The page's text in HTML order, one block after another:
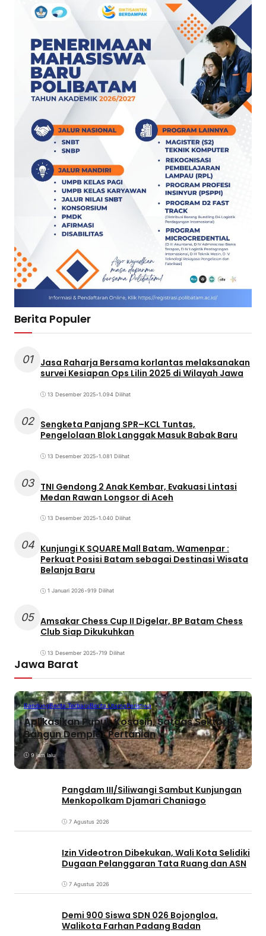
Berita Populer
01
Jasa Raharja Bersama korlantas melaksanakan
survei Kesiapan Ops Lilin 2025 di Wilayah Jawa
13 Desember 2025•1.094 Dilihat
02 Sengketa Panjang SPR–KCL Tuntas,
Pengelolaan Blok Langgak Masuk Babak Baru
13 Desember 2025•1.081 Dilihat
03 TNI Gendong 2 Anak Kembar, Evakuasi Lintasi
Medan Rawan Longsor di Aceh
13 Desember 2025•1.040 Dilihat
04 Kunjungi K SQUARE Mall Batam, Wamenpar :
Perkuat Posisi Batam sebagai Destinasi Wisata
Belanja Baru
1 Januari 2026•919 Dilihat
05 Amsakar Chess Cup II Digelar, BP Batam Chess
Club Siap Dikukuhkan
13 Desember 2025•719 Dilihat
Jawa Barat
BandungBerita TerbaruBerita UtamaPeristiwa
Aplikasikan Pupuk Kosasih, Satgas Sektor 8
Bangun Demplot Pertanian
9 jam lalu
Pangdam III/Siliwangi Sambut Kunjungan
Menkopolkam Djamari Chaniago
7 Agustus 2026
Izin Videotron Dibekukan, Wali Kota Selidiki
Dugaan Pelanggaran Tata Ruang dan ASN
7 Agustus 2026
Demi 900 Siswa SDN 026 Bojongloa,
Walikota Farhan Padang Badan